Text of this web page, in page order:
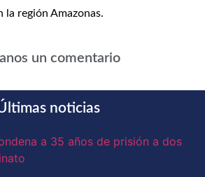
la región Amazonas.
un comentario
noticias